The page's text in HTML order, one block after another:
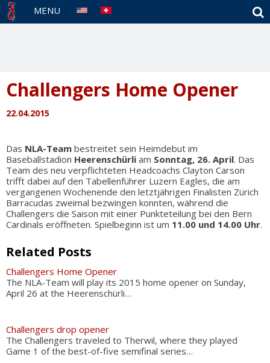
MENU
Challengers Home Opener
22.04.2015
Das NLA-Team bestreitet sein Heimdebut im
Baseballstadion Heerenschürli am Sonntag, 26. April. Das
Team des neu verpflichteten Headcoachs Clayton Carson
trifft dabei auf den Tabellenführer Luzern Eagles, die am
vergangenen Wochenende den letztjährigen Finalisten Zürich
Barracudas zweimal bezwingen konnten, während die
Challengers die Saison mit einer Punkteteilung bei den Bern
Cardinals eröffneten. Spielbeginn ist um 11.00 und 14.00 Uhr.
Related Posts
Challengers Home Opener
The NLA-Team will play its 2015 home opener on Sunday,
April 26 at the Heerenschürli…
Challengers drop opener
The Challengers traveled to Therwil, where they played
Game 1 of the best-of-five semifinal series…